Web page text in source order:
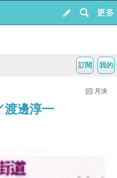
我的
訂閱
月泱
渡邊淳一